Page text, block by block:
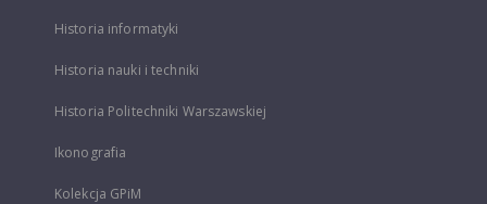
Historia informatyki
Historia nauki i techniki
Historia Politechniki Warszawskiej
Ikonografia
Kolekcja GPiM